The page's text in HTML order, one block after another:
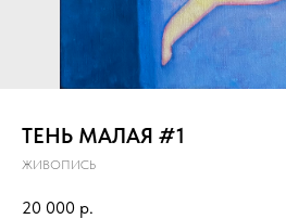
ТЕНЬ МАЛАЯ #1
ЖИВОПИСЬ
20 000 р.